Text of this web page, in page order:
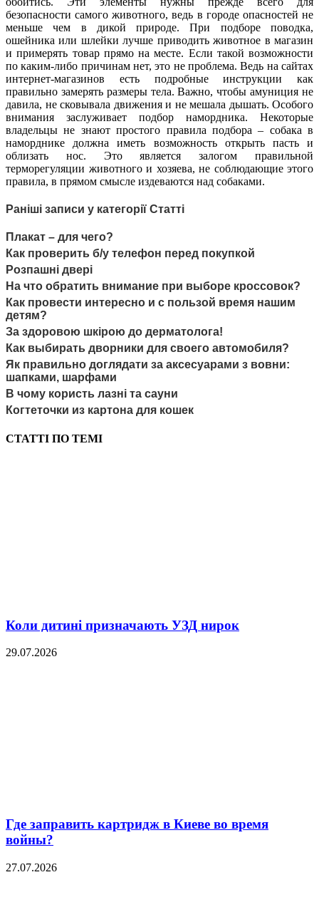
безопасности самого животного, ведь в городе опасностей не
меньше чем в дикой природе. При подборе поводка,
ошейника или шлейки лучше приводить животное в магазин
и примерять товар прямо на месте. Если такой возможности
по каким-либо причинам нет, это не проблема. Ведь на сайтах
интернет-магазинов есть подробные инструкции как
правильно замерять размеры тела. Важно, чтобы амуниция не
давила, не сковывала движения и не мешала дышать. Особого
внимания заслуживает подбор намордника. Некоторые
владельцы не знают простого правила подбора – собака в
наморднике должна иметь возможность открыть пасть и
облизать нос. Это является залогом правильной
терморегуляции животного и хозяева, не соблюдающие этого
правила, в прямом смысле издеваются над собаками.
Раніші записи у категорії Статті
Плакат – для чего?
Как проверить б/у телефон перед покупкой
Розпашні двері
На что обратить внимание при выборе кроссовок?
Как провести интересно и с пользой время нашим
детям?
За здоровою шкірою до дерматолога!
Как выбирать дворники для своего автомобиля?
Як правильно доглядати за аксесуарами з вовни:
шапками, шарфами
В чому користь лазні та сауни
Когтеточки из картона для кошек
СТАТТІ ПО ТЕМІ
Коли дитині призначають УЗД нирок
29.07.2026
Где заправить картридж в Киеве во время
войны?
27.07.2026